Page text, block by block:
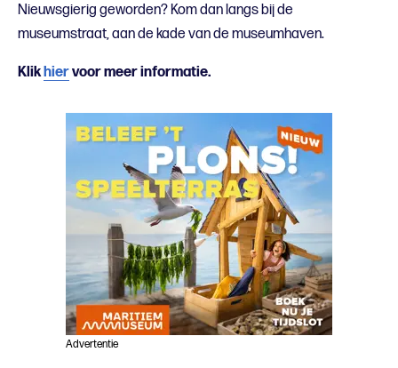
Nieuwsgierig geworden? Kom dan langs bij de
museumstraat, aan de kade van de museumhaven.
Klikhiervoor meer informatie.
Advertentie